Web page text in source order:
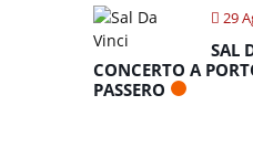
29
SAL
CONCERTO A
PASSERO